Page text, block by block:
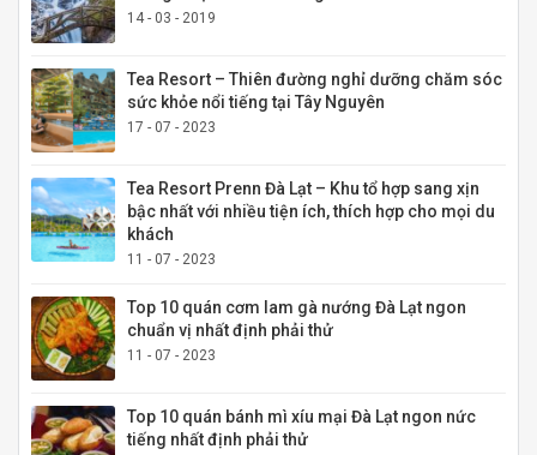
14 - 03 - 2019
Tea Resort – Thiên đường nghỉ dưỡng chăm sóc
sức khỏe nổi tiếng tại Tây Nguyên
17 - 07 - 2023
Tea Resort Prenn Đà Lạt – Khu tổ hợp sang xịn
bậc nhất với nhiều tiện ích, thích hợp cho mọi du
khách
11 - 07 - 2023
Top 10 quán cơm lam gà nướng Đà Lạt ngon
chuẩn vị nhất định phải thử
11 - 07 - 2023
Top 10 quán bánh mì xíu mại Đà Lạt ngon nức
tiếng nhất định phải thử